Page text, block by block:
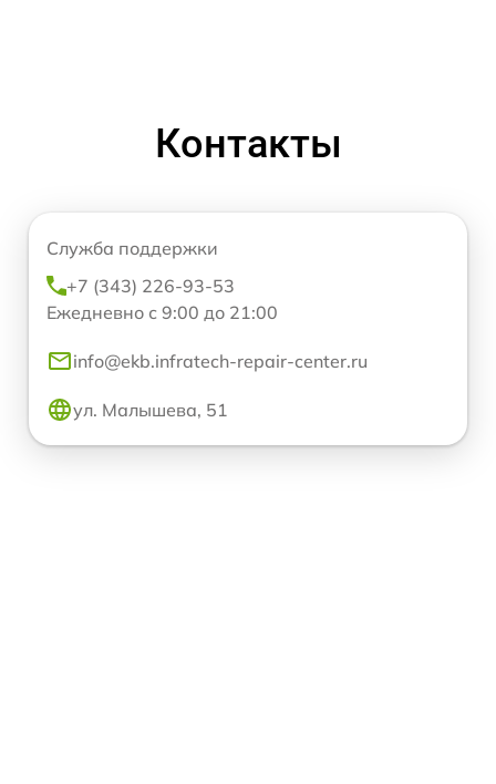
Контакты
Служба поддержки
+7 (343) 226-93-53
Ежедневно с 9:00 до 21:00
info@ekb.infratech-repair-center.ru
ул. Малышева, 51